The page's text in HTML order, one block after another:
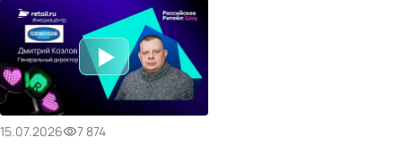
15.07.2026
7 874